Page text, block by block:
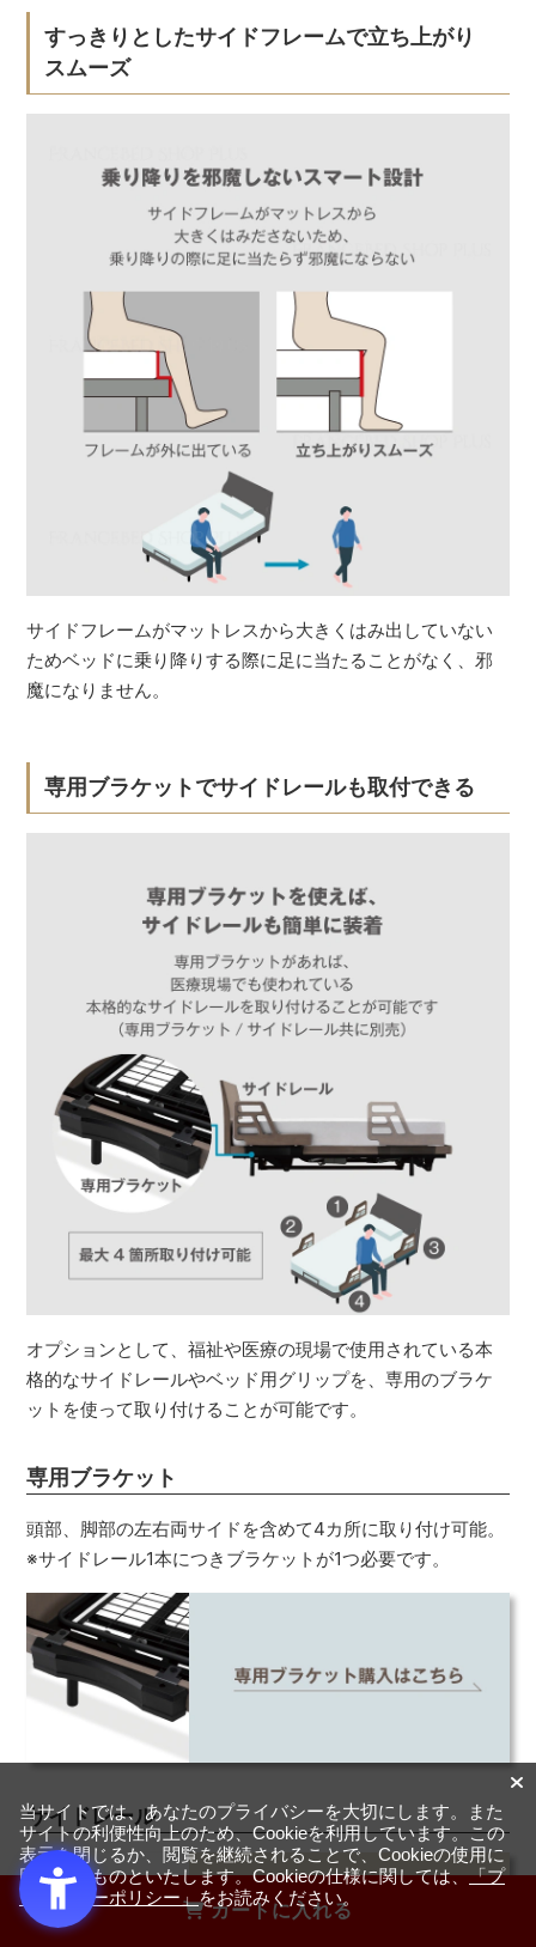
カートに入れる
すっきりとしたサイドフレームで立ち上がり
スムーズ
サイドフレームがマットレスから大きくはみ出していない
ためベッドに乗り降りする際に足に当たることがなく、邪
魔になりません。
専用ブラケットでサイドレールも取付できる
オプションとして、福祉や医療の現場で使用されている本
格的なサイドレールやベッド用グリップを、専用のブラケ
ットを使って取り付けることが可能です。
専用ブラケット
頭部、脚部の左右両サイドを含めて4カ所に取り付け可能。
※サイドレール1本につきブラケットが1つ必要です。
サイドレール
当サイトでは、あなたのプライバシーを大切にします。また
サイトの利便性向上のため、Cookieを利用しています。この
表示を閉じるか、閲覧を継続されることで、Cookieの使用に
同意するものといたします。Cookieの仕様に関しては、「プ
ライバシーポリシー」をお読みください。